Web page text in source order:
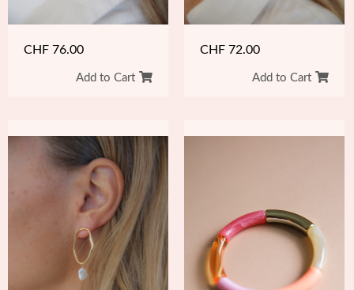
CHF 76.00
Add to Cart
CHF 72.00
Add to Cart